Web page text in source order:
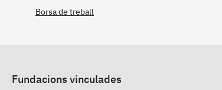
Borsa de treball
Fundacions vinculades